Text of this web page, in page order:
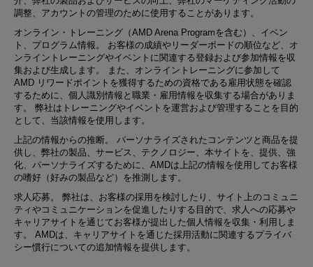
調整、アカウントの管理のために使用することがあります。
オンライン・トレーニング（AMD Arena Programを含む）、イベン
ト、プログラム情報。 お客様の成績やリーダーボードの順位など、オ
ンライントレーニングやイベントに関連する登録および参加情報を収
集および生成します。 また、オンライントレーニングに参加して
AMD リワードポイントを獲得するための資格である雇用状態を確認
するために、個人識別情報と職業・雇用情報を収集する場合がありま
す。 弊社はトレーニングやイベントを運営および管理することを目的
として、当該情報を使用します。
上記の情報からの推断。 パーソナライズされたコンテンツと商品を提
供し、弊社の製品、サービス、テクノロジー、本サイトを、提供、強
化、パーソナライズするために、AMDは上記の情報を使用してお客様
の嗜好（好みの製品など）を推測します。
求人応募。 弊社は、お客様の採用を検討したり、サイト上のコミュニ
ティやコミュニケーションを促進したりする目的で、求人への応募や
キャリアサイトを通じてお客様が提出した個人情報を収集・利用しま
す。 AMDは、キャリアサイトを通じた採用活動に関連するプライバ
シー慣行についての追加情報を提供します。